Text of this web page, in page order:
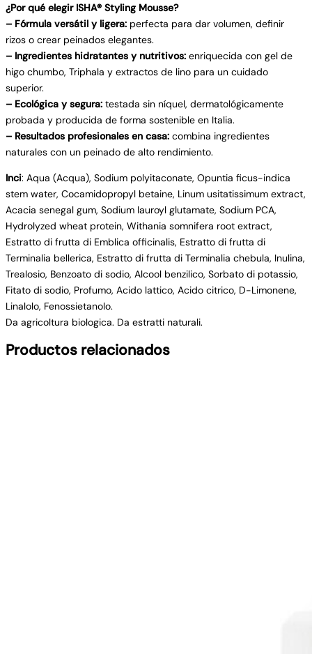
¿Por qué elegir ISHA® Styling Mousse?
– Fórmula versátil y ligera: perfecta para dar volumen, definir
rizos o crear peinados elegantes.
– Ingredientes hidratantes y nutritivos: enriquecida con gel de
higo chumbo, Triphala y extractos de lino para un cuidado
superior.
– Ecológica y segura: testada sin níquel, dermatológicamente
probada y producida de forma sostenible en Italia.
– Resultados profesionales en casa: combina ingredientes
naturales con un peinado de alto rendimiento.
Inci: Aqua (Acqua), Sodium polyitaconate, Opuntia ficus-indica
stem water, Cocamidopropyl betaine, Linum usitatissimum extract,
Acacia senegal gum, Sodium lauroyl glutamate, Sodium PCA,
Hydrolyzed wheat protein, Withania somnifera root extract,
Estratto di frutta di Emblica officinalis, Estratto di frutta di
Terminalia bellerica, Estratto di frutta di Terminalia chebula, Inulina,
Trealosio, Benzoato di sodio, Alcool benzilico, Sorbato di potassio,
Fitato di sodio, Profumo, Acido lattico, Acido citrico, D-Limonene,
Linalolo, Fenossietanolo.
Da agricoltura biologica. Da estratti naturali.
Productos relacionados